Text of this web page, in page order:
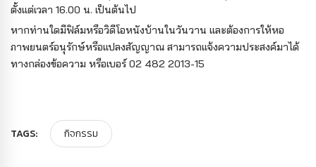
ตั้งแต่เวลา 16.00 น. เป็นต้นไป
หากท่านใดมีฟิล์มหรือวิดีโอหนังบ้านในวันวาน และต้องการให้หอ
ภาพยนตร์อนุรักษ์หรือแปลงสัญญาณ สามารถแจ้งความประสงค์มาได้
ทางกล่องข้อความ หรือเบอร์ 02 482 2013-15
TAGS: กิจกรรม